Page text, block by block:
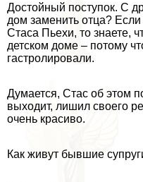
Достойный поступок. С
дом заменить отца?
Стаса Пьехи, то знаете,
детском доме – потому
гастролировали.
Думается, Стас об этом
выходит, лишил своего
очень красиво.
Как живут бывшие